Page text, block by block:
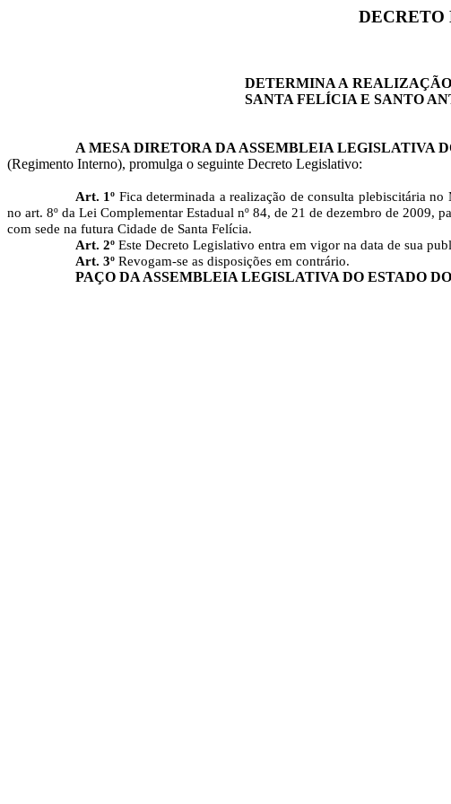
DETERMINA A
SANTA FELÍCIA E SANTO
A MESA DIRETORA DA ASSEMBLEIA LEGISLATIVA
(Regimento Interno), promulga o seguinte Decreto Legislativo:
Art. 1º Fica determinada a realização de consulta plebiscitária no
no art. 8º da Lei Complementar Estadual nº 84, de 21 de dezembro de 2009,
com sede na futura Cidade de Santa Felícia.
Art. 2ºEste Decreto Legislativo entra em vigor na data de sua
Art. 3º Revogam-se as disposições em contrário.
PAÇO DA ASSEMBLEIA LEGISLATIVA DO ESTADO